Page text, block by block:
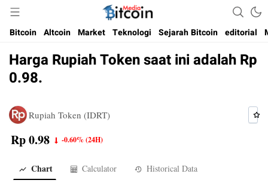
Bitcoin Media Indonesia
Media Bitcoin dan Cryptocurrency, dan Blockchain di Indonesia
Bitcoin Altcoin Market Teknologi Sejarah Bitcoin editorial
Harga Rupiah Token saat ini adalah Rp
0.98.
Rupiah Token (IDRT)
Rp 0.98 -0.60%(24H)
Chart Calculator
Historical Data